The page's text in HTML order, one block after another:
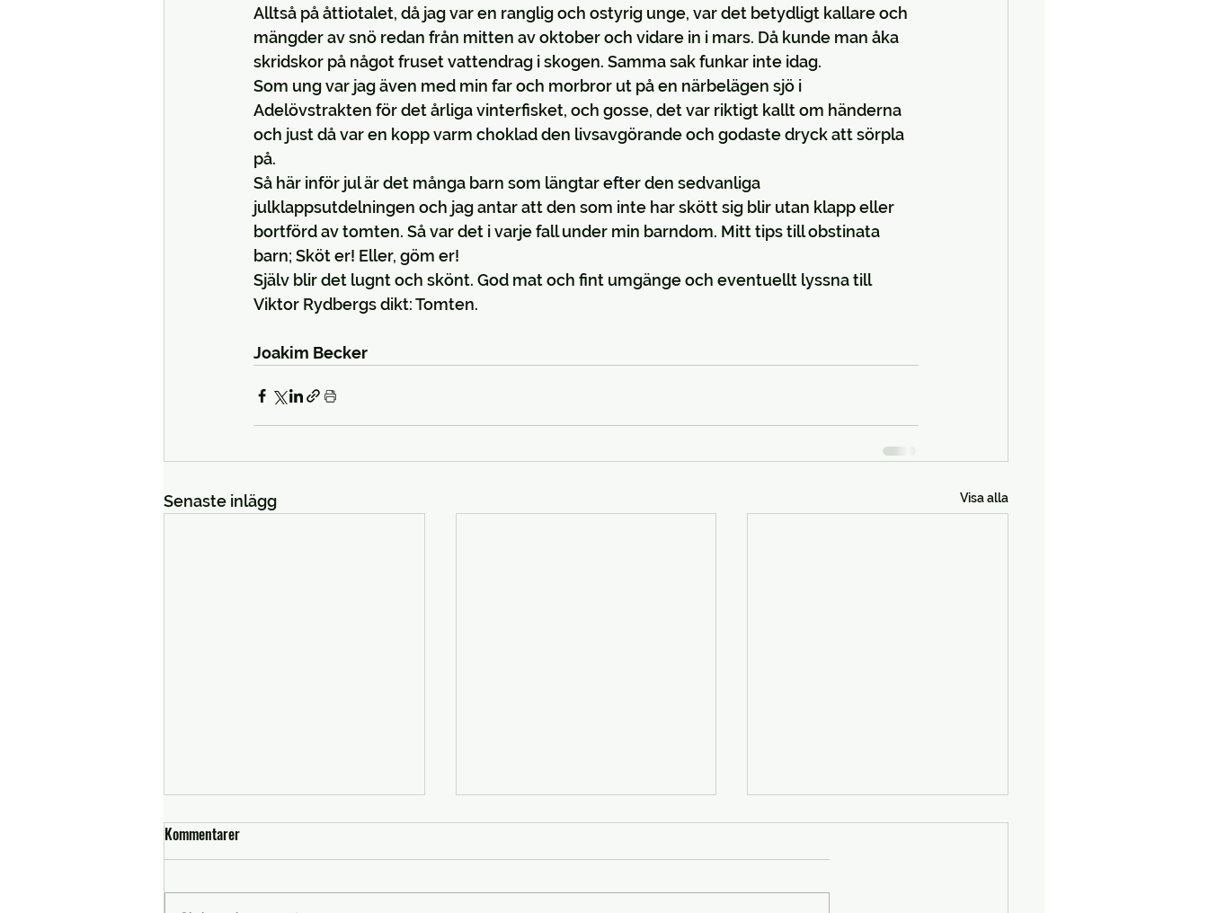
Alltså på åttiotalet, då jag var en ranglig och ostyrig unge, var det betydligt kallare och
mängder av snö redan från mitten av oktober och vidare in i mars. Då kunde man åka
skridskor på något fruset vattendrag i skogen. Samma sak funkar inte idag.
Som ung var jag även med min far och morbror ut på en närbelägen sjö i
Adelövstrakten för det årliga vinterfisket, och gosse, det var riktigt kallt om händerna
och just då var en kopp varm choklad den livsavgörande och godaste dryck att sörpla
på.
Så här inför jul är det många barn som längtar efter den sedvanliga
julklappsutdelningen och jag antar att den som inte har skött sig blir utan klapp eller
bortförd av tomten. Så var det i varje fall under min barndom. Mitt tips till obstinata
barn; Sköt er! Eller, göm er!
Själv blir det lugnt och skönt. God mat och fint umgänge och eventuellt lyssna till
Viktor Rydbergs dikt: Tomten.
Joakim Becker
Senaste inlägg Visa alla
Kommentarer